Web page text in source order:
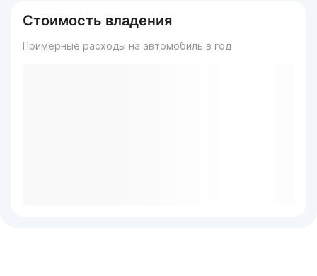
Стоимость владения
Примерные расходы на автомобиль в год